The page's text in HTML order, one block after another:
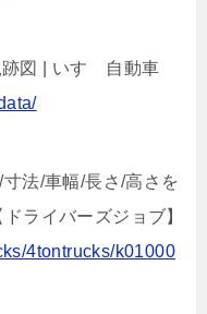
図 | いすゞ自動車
法/車幅/長さ/高さを
ライバーズジョブ】
4tontrucks/k01000